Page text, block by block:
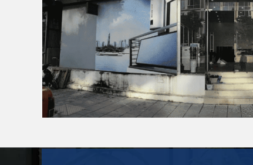
Hotline:0984 568 189
Email:
admin@suanhabaochau.com
Website:suanhabaochau.com
Bạn cần tư vấn thêm về sản phẩm này?Liên hệ